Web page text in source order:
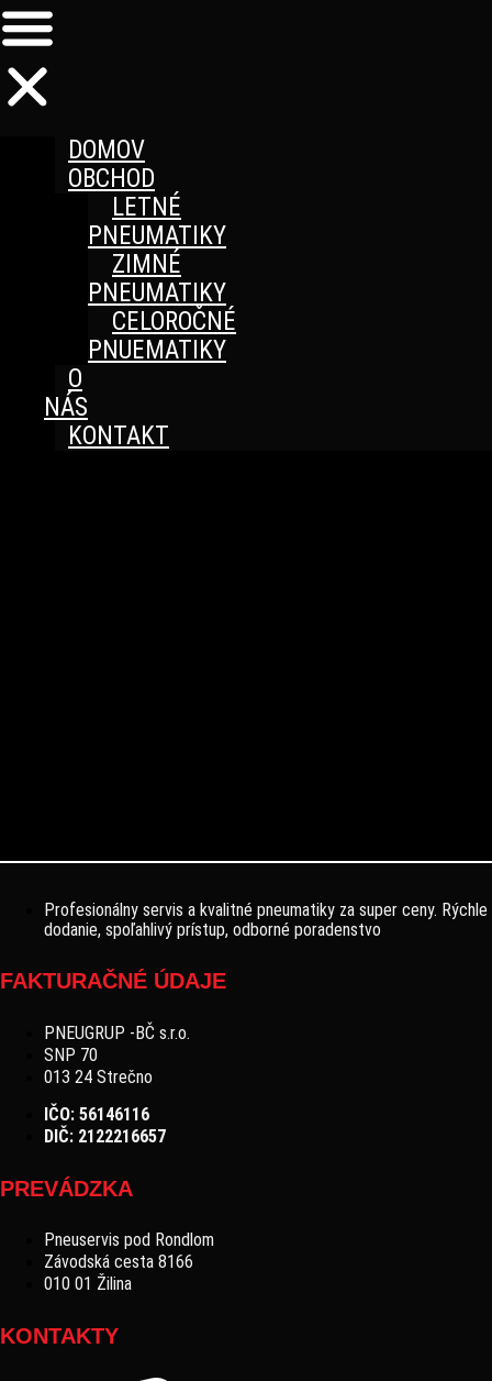
DOMOV
OBCHOD
LETNÉ
PNEUMATIKY
ZIMNÉ
PNEUMATIKY
CELOROČNÉ
PNUEMATIKY
O
NÁS
KONTAKT
Profesionálny servis a kvalitné pneumatiky za super ceny. Rýchle
dodanie, spoľahlivý prístup, odborné poradenstvo
FAKTURAČNÉ ÚDAJE
PNEUGRUP -BČ s.r.o.
SNP 70
013 24 Strečno
IČO: 56146116
DIČ: 2122216657
PREVÁDZKA
Pneuservis pod Rondlom
Závodská cesta 8166
010 01 Žilina
KONTAKTY